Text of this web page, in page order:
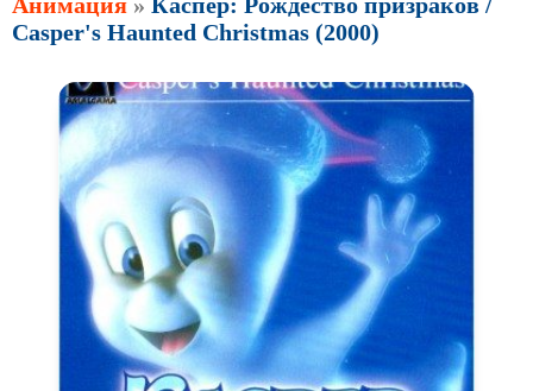
Casper's Haunted Christmas (2000)